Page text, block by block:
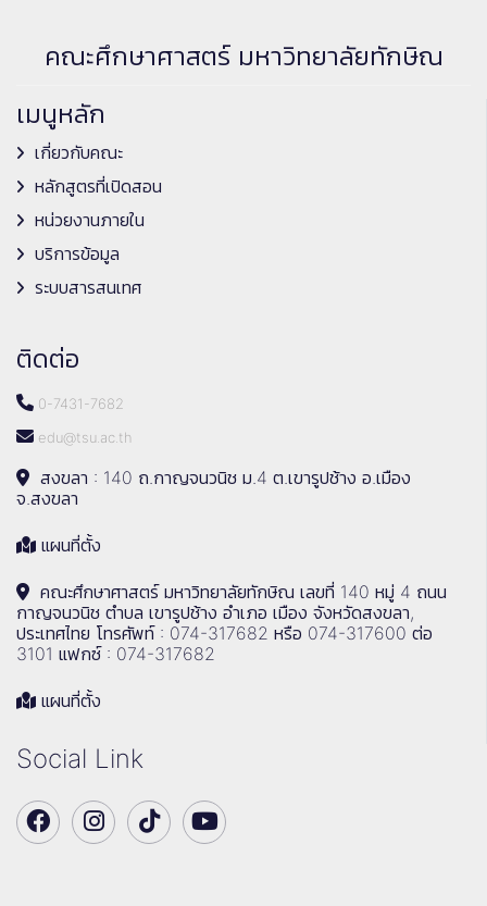
คณะศึกษาศาสตร์ มหาวิทยาลัยทักษิณ
เมนูหลัก
เกี่ยวกับคณะ
หลักสูตรที่เปิดสอน
หน่วยงานภายใน
บริการข้อมูล
ระบบสารสนเทศ
ติดต่อ
0-7431-7682
edu@tsu.ac.th
สงขลา : 140 ถ.กาญจนวนิช ม.4 ต.เขารูปช้าง อ.เมือง
จ.สงขลา
แผนที่ตั้ง
คณะศึกษาศาสตร์ มหาวิทยาลัยทักษิณ เลขที่ 140 หมู่ 4 ถนน
กาญจนวนิช ตำบล เขารูปช้าง อำเภอ เมือง จังหวัดสงขลา,
ประเทศไทย โทรศัพท์ : 074-317682 หรือ 074-317600 ต่อ
3101 แฟกซ์ : 074-317682
แผนที่ตั้ง
Social Link